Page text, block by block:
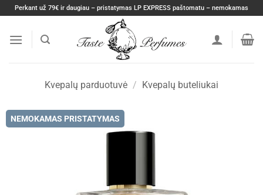
Skip
content
Perkant už 79€ ir daugiau – pristatymas LP EXPRESS paštomatu – nemokamas
Kvepalų parduotuvė / Kvepalų buteliukai
NEMOKAMAS PRISTATYMAS